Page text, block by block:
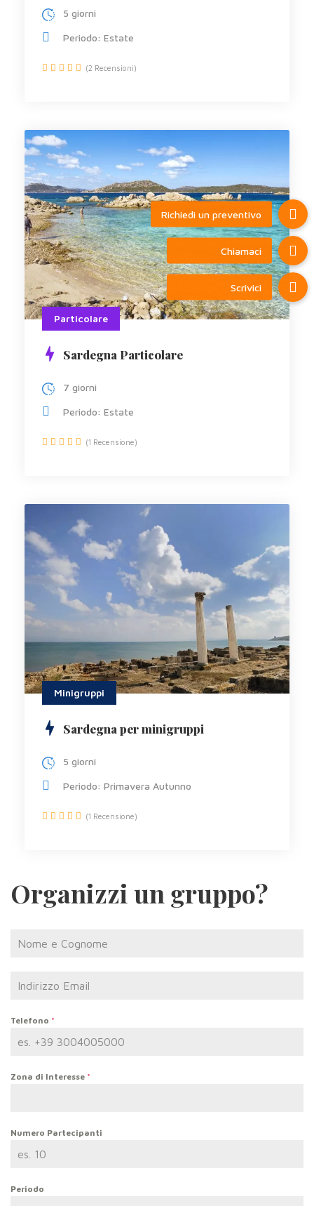
5 giorni
Periodo: Estate
(2 Recensioni)
Particolare
Sardegna Particolare
7 giorni
Periodo: Estate
(1 Recensione)
Minigruppi
Sardegna per minigruppi
5 giorni
Periodo: Primavera Autunno
(1 Recensione)
Organizzi un gruppo?
Telefono *
Zona di Interesse *
Numero Partecipanti
Periodo